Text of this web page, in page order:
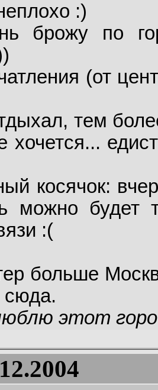
:)
брожу по
(от
тем
хочется...
косячок:
можно будет
:(
больше
сюда.
этот